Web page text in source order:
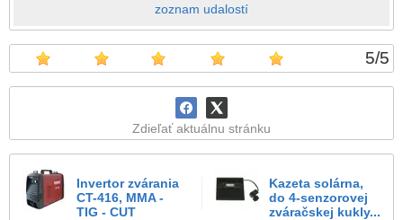
zoznam udalostí
5/5
Zdieľať aktuálnu stránku
Invertor zvárania
CT-416, MMA -
TIG - CUT
Kazeta solárna,
do 4-senzorovej
zváračskej kukly...